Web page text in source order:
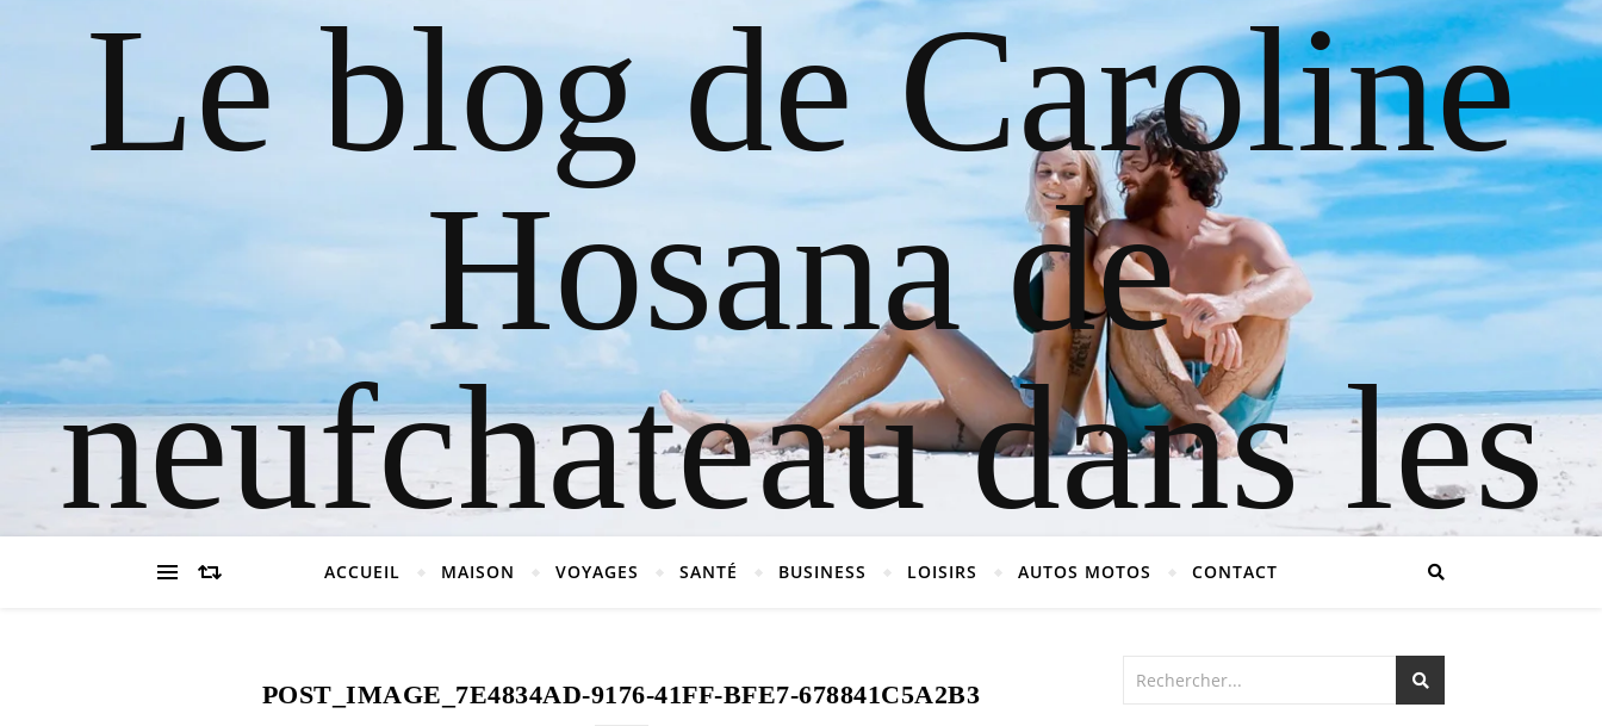
Le blog de Caroline
Hosana de
neufchateau dans les
vosges
ACCUEIL MAISON VOYAGES SANTÉ BUSINESS LOISIRS AUTOS MOTOS CONTACT
POST_IMAGE_7E4834AD-9176-41FF-BFE7-678841C5A2B3